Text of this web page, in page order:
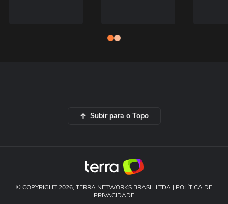
Subir para o Topo
© COPYRIGHT 2026, TERRA NETWORKS BRASIL LTDA | POLÍTICA DE
PRIVACIDADE